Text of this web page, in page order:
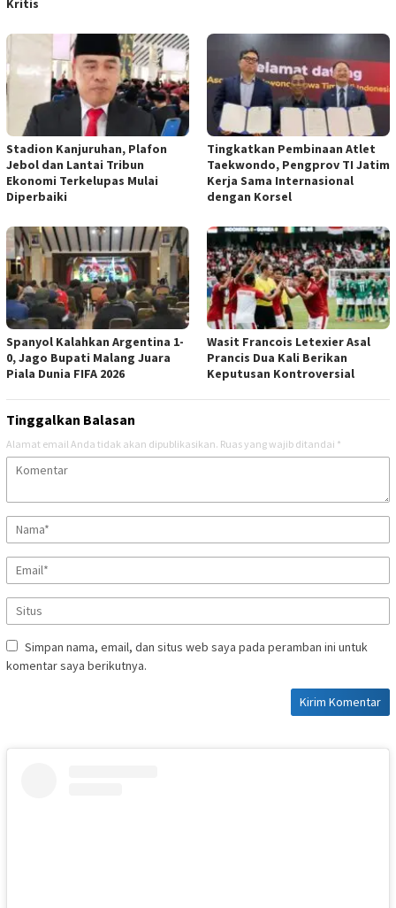
Kritis
Stadion Kanjuruhan, Plafon
Jebol dan Lantai Tribun
Ekonomi Terkelupas Mulai
Diperbaiki
Tingkatkan Pembinaan Atlet
Taekwondo, Pengprov TI Jatim
Kerja Sama Internasional
dengan Korsel
Spanyol Kalahkan Argentina 1-
0, Jago Bupati Malang Juara
Piala Dunia FIFA 2026
Wasit Francois Letexier Asal
Prancis Dua Kali Berikan
Keputusan Kontroversial
Tinggalkan Balasan
Alamat email Anda tidak akan dipublikasikan. Ruas yang wajib ditandai *
Simpan nama, email, dan situs web saya pada peramban ini untuk
komentar saya berikutnya.